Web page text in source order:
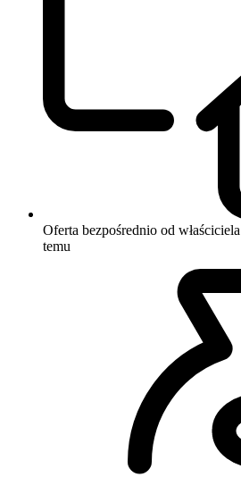
Oferta bezpośrednio od właściciela
temu